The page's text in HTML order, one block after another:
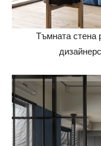
Тъмната стена